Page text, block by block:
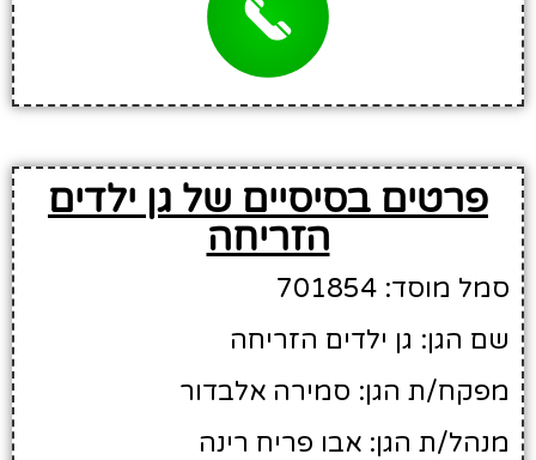
פרטים בסיסיים של גן ילדים
הזריחה
סמל מוסד: 701854
שם הגן: גן ילדים הזריחה
מפקח/ת הגן: סמירה אלבדור
מנהל/ת הגן: אבו פריח רינה